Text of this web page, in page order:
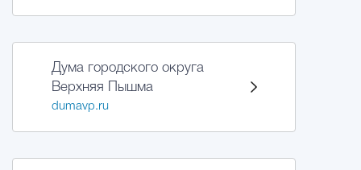
Дума городского округа
Верхняя Пышма
dumavp.ru